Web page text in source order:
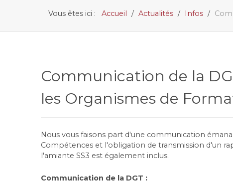
Vous êtes ici : Accueil Actualités Infos
Communication de la
les Organismes de
Nous vous faisons part d'une communication
Compétences et l'obligation de transmission d'un
l'amiante SS3 est également inclus.
Communication de la DGT :